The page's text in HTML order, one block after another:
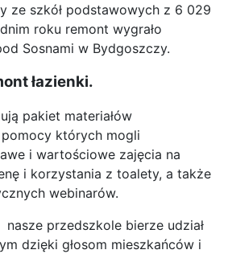
ze szkół podstawowych z 6 029
roku remont wygrało
Sosnami w Bydgoszczy.
łazienki.
pakiet materiałów
których mogli
i wartościowe zajęcia na
i korzystania z toalety, a także
webinarów.
przedszkole bierze udział
dzięki głosom mieszkańców i